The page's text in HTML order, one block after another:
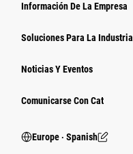
Información De La Empresa
Soluciones Para La Industria
Noticias Y Eventos
Comunicarse Con Cat
Europe ‧ Spanish